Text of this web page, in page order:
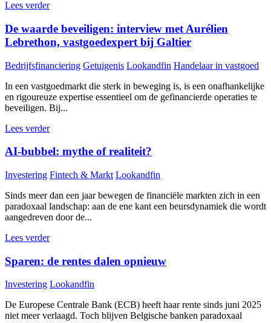
Lees verder
De waarde beveiligen: interview met Aurélien
Lebrethon, vastgoedexpert bij Galtier
Bedrijfsfinanciering Getuigenis Lookandfin Handelaar in vastgoed
In een vastgoedmarkt die sterk in beweging is, is een onafhankelijke
en rigoureuze expertise essentieel om de gefinancierde operaties te
beveiligen. Bij...
Lees verder
AI-bubbel: mythe of realiteit?
Investering Fintech & Markt Lookandfin
Sinds meer dan een jaar bewegen de financiële markten zich in een
paradoxaal landschap: aan de ene kant een beursdynamiek die wordt
aangedreven door de...
Lees verder
Sparen: de rentes dalen opnieuw
Investering Lookandfin
De Europese Centrale Bank (ECB) heeft haar rente sinds juni 2025
niet meer verlaagd. Toch blijven Belgische banken paradoxaal